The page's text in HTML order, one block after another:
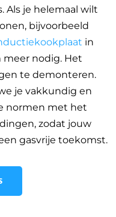
Als je helemaal wilt
bijvoorbeeld
in
meer nodig. Het
te demonteren.
je vakkundig en
normen met het
zodat jouw
gasvrije toekomst.